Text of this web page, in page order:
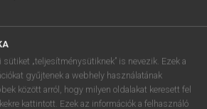
„teljesítménysütiknek” is nevezik. Ezek a
gyűjtenek a webhely használatának
között arról, hogy milyen oldalakat keresett fel
kattintott. Ezek az információk a felhasználó